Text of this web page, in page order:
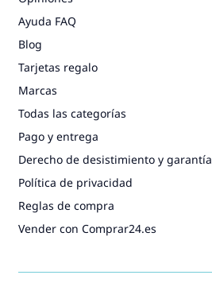
Ayuda FAQ
Blog
Tarjetas regalo
Marcas
Todas las categorías
Pago y entrega
Derecho de desistimiento y garantía
Política de privacidad
Reglas de compra
Vender con Comprar24.es